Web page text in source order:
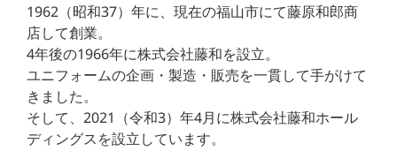
1962（昭和37）年に、現在の福山市にて藤原和郎商
店して創業。
4年後の1966年に株式会社藤和を設立。
ユニフォームの企画・製造・販売を一貫して手がけて
きました。
そして、2021（令和3）年4月に株式会社藤和ホール
ディングスを設立しています。